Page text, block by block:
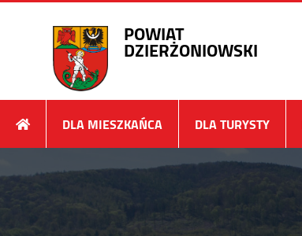
POWIAT
DZIERŻONIOWSKI
DLA MIESZKAŃCA DLA TURYSTY